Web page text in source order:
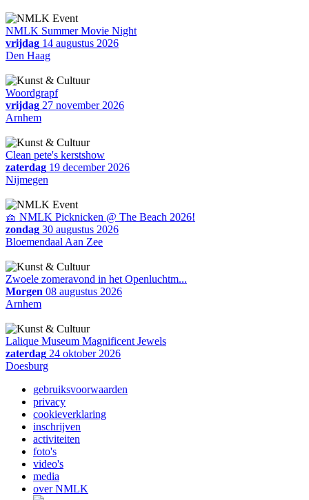
NMLK Summer Movie Night
vrijdag 14 augustus 2026
Den Haag
Woordgrapf
vrijdag 27 november 2026
Arnhem
Clean pete's kerstshow
zaterdag 19 december 2026
Nijmegen
🧺 NMLK Picknicken @ The Beach 2026!
zondag 30 augustus 2026
Bloemendaal Aan Zee
Zwoele zomeravond in het Openluchtm...
Morgen 08 augustus 2026
Arnhem
Lalique Museum Magnificent Jewels
zaterdag 24 oktober 2026
Doesburg
gebruiksvoorwaarden
privacy
cookieverklaring
inschrijven
activiteiten
foto's
video's
media
over NMLK